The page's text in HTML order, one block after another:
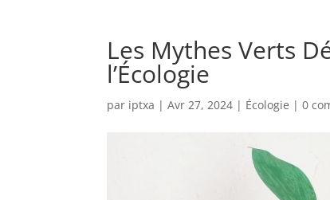
Les Mythes Verts
l’Écologie
par iptxa |Avr 27, 2024 | Écologie |0